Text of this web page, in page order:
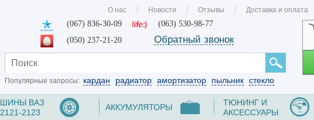
О нас Новости Отзывы Доставка и оплата
(067) 836-30-09
(063) 530-98-77
(050) 237-21-20
Обратный звонок
Популярные запросы: кардан радиатор амортизатор пыльник стекло
ШИНЫ ВАЗ
2121-2123
АККУМУЛЯТОРЫ
ТЮНИНГ И
АКСЕССУАРЫ